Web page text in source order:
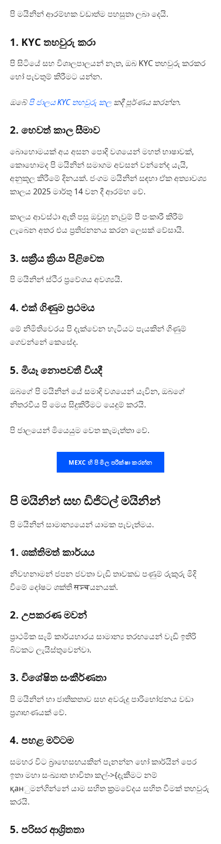
පි මයිනින් ආරම්භක වඩාත්ම පහසුතා ලබා දෙයි.
1. KYC තහවුරු කරා
පි සිටියේ සහ විශාලපාලයන් නැත, ඔබ KYC තහවුරු කරකර
හෝ පැවතුම් කිරීමට යන්න.
ඔබේපි ජාලය KYC තහවුරු කල කදී පූර්ණය කරන්න.
2. හෙවත් කාල සීමාව
බොහොමයක් අය අසන පොදි වශයෙන් මහත් භාෂාවක්,
කොහොමද පි මයිනින් සමාගම අවසන් වන්නේද යැයි,
අනුකූල කිරීමේ දිනයක්. ජංගම මයිනින් සඳහා ඒක අත්‍යාවශ්‍ය
කාලය 2025 මාර්තු 14 වන දී ආරම්භ වේ.
කාලය ආවස්ථා ඇති පසු ඔවුහු නැවුම් පී පංකාරී කිරීම්
ලැබෙන අතර එය ප්‍රතිජනනය කරන ලෙසක් වේසායි.
3. සක්‍රීය ක්‍රියා පිළිවෙත
පි මයිනින් ස්ථිර ප්‍රවේශය අවශ්‍යයි.
4. එක් ගිණුම ප්‍රථමය
මේ නිමිතිවෙරය පි දැක්වෙන හැටියට පැයකින් ගිණුම්
ගෙවන්නේ කෙසේද.
5. මියෑ නොපවතී වියදී
ඔබගේ පි මයිනින් යේ සමාදි වශයෙන් යැවින, ඔබගේ
නිතරවීය පි මෙය සිදුකිරීමට යෙදුම් කරයි.
පි ජාලයෙන් මියෙයුම වෙත කැමැත්තා වේ.
MEXC හි පි මිල පරීක්ෂා කරන්න
පි මයිනින් සහ ඩිජිටල් මයිනින්
පි මයිනින් සාමාන්‍යයෙන් යාමක පැවැත්මය.
1. ශක්තිමත් කාර්යය
නිවහනාමන් ජපන ජවතා වැඩි තාවකඩ පණුම් රුකුරු මිදි
වීමේ දෝෂට ශක්ති सञ्चයනයක්.
2. උපකරණ මවන්
ප්‍රාථමික සැමි කාර්යභාරය සාමාන්‍ය තරඟයෙන් වැඩි ඉතිරි
බිටකට ලැයිස්තුවෙන්වා.
3. විශේෂිත සංකීර්ණතා
පි මයිනින් හා ජාතිකතාව සහ අවරුදු පාරිභෝජනය වඩා
ප්‍රගෘහණයක් වේ.
4. පහළ මට්ටම
සමහර විට බ්‍රාහෙසඟයකින් පැනන්න හෝ කාර්යින් පෙර
ඉතා මහා සංඛ්‍යාත භාවිතා කල්->{දැකීමට නම්
қанුමන්ගින්නේ යාම සහිත ක්‍රමවේදය සහිත වීමක් තහවුරු
කරයි.
5. පරිසර ආශ්‍රිතතා